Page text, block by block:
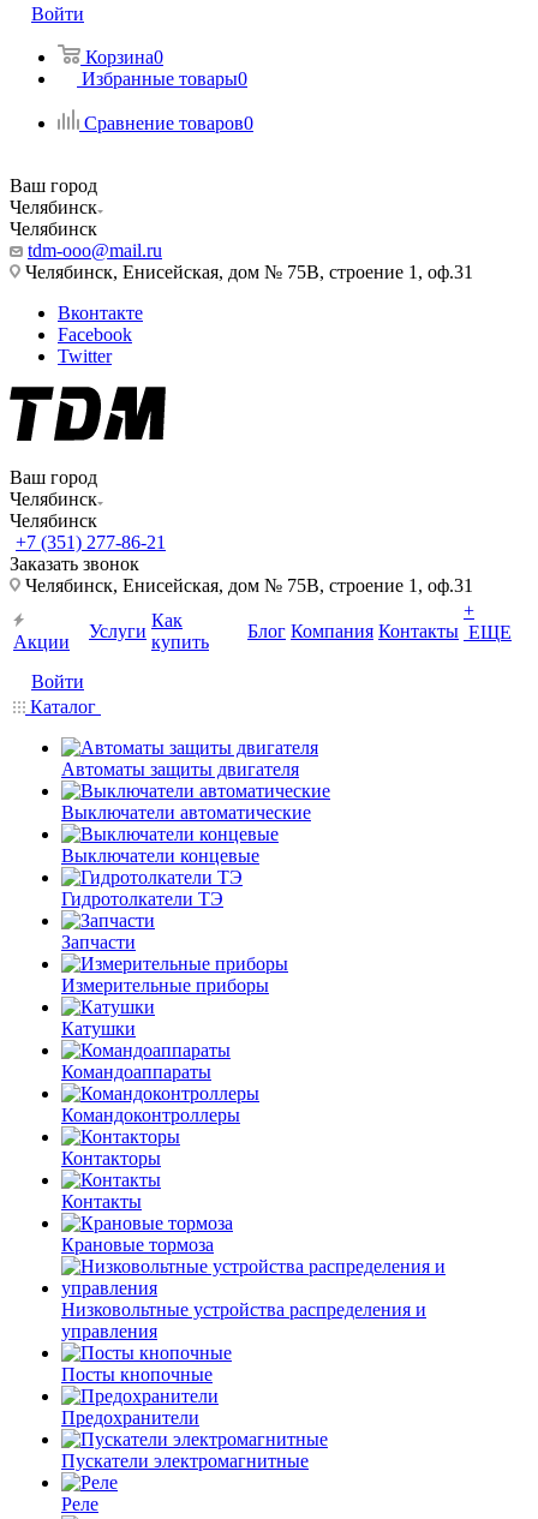
Войти
Корзина0
Избранные товары0
Сравнение товаров0
Ваш город
Челябинск
Челябинск
tdm-ooo@mail.ru
Челябинск, Енисейская, дом № 75В, строение 1, оф.31
Вконтакте
Facebook
Twitter
Ваш город
Челябинск
Челябинск
+7 (351) 277-86-21
Заказать звонок
Челябинск, Енисейская, дом № 75В, строение 1, оф.31
Акции
Услуги
Как
купить
Блог Компания Контакты
+
ЕЩЕ
Войти
Каталог
Автоматы защиты двигателя
Выключатели автоматические
Выключатели концевые
Гидротолкатели ТЭ
Запчасти
Измерительные приборы
Катушки
Командоаппараты
Командоконтроллеры
Контакторы
Контакты
Крановые тормоза
Низковольтные устройства распределения и
управления
Посты кнопочные
Предохранители
Пускатели электромагнитные
Реле